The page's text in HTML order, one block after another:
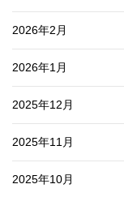
2026年2月
2026年1月
2025年12月
2025年11月
2025年10月